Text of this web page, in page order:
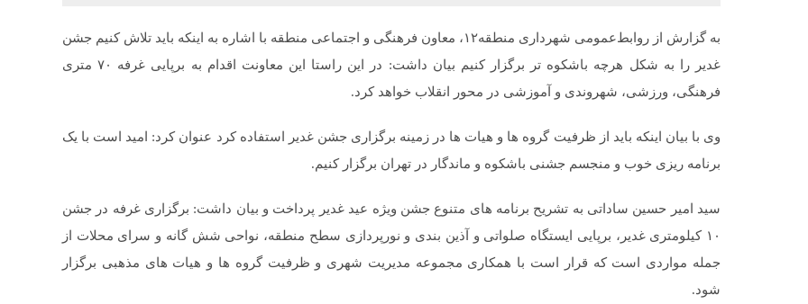
به گزارش از روابط‌عمومی شهرداری منطقه۱۲، معاون فرهنگی و اجتماعی منطقه با اشاره به اینکه باید تلاش کنیم جشن
غدیر را به شکل هرچه باشکوه تر برگزار کنیم بیان داشت: در این راستا این معاونت اقدام به برپایی غرفه ۷۰ متری
فرهنگی، ورزشی، شهروندی و آموزشی در محور انقلاب خواهد کرد.
وی با بیان اینکه باید از ظرفیت گروه ها و هیات ها در زمینه برگزاری جشن غدیر استفاده کرد عنوان کرد: امید است با یک
برنامه ریزی خوب و منجسم جشنی باشکوه و ماندگار در تهران برگزار کنیم.
سید امیر حسین ساداتی به تشریح برنامه های متنوع جشن ویژه عید غدیر پرداخت و بیان داشت: برگزاری غرفه در جشن
۱۰ کیلومتری غدیر، برپایی ایستگاه صلواتی و آذین بندی و نورپردازی سطح منطقه، نواحی شش گانه و سرای محلات از
جمله مواردی است که قرار است با همکاری مجموعه مدیریت شهری و ظرفیت گروه ها و هیات های مذهبی برگزار
شود.